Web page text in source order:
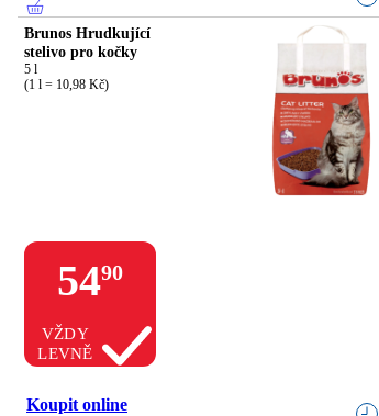
Brunos Hrudkující
stelivo pro kočky
5 l
(1 l = 10,98 Kč)
5490
VŽDY
LEVNĚ
Koupit online